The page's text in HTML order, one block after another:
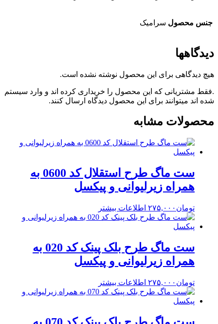
جنس محصول سرامیک
دیدگاهها
هیچ دیدگاهی برای این محصول نوشته نشده است.
.فقط مشتریانی که این محصول را خریداری کرده اند و وارد سیستم
شده اند میتوانند برای این محصول دیدگاه ارسال کنند.
محصولات مشابه
ست ماگ طرح استقلال کد 0600 به
همراه زیرلیوانی و پیکسل
تومان ۲۷۵,۰۰۰ اطلاعات بیشتر
ست ماگ طرح بلک پینک کد 020 به
همراه زیرلیوانی و پیکسل
تومان ۲۷۵,۰۰۰ اطلاعات بیشتر